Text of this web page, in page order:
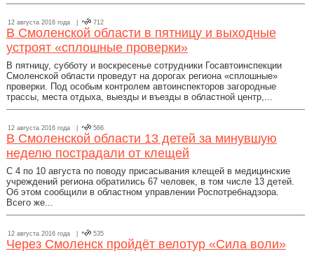
12 августа 2016 года | 712
В Смоленской области в пятницу и выходные
устроят «сплошные проверки»
В пятницу, субботу и воскресенье сотрудники Госавтоинспекции
Смоленской области проведут на дорогах региона «сплошные»
проверки. Под особым контролем автоинспекторов загородные
трассы, места отдыха, выезды и въезды в областной центр,...
12 августа 2016 года | 566
В Смоленской области 13 детей за минувшую
неделю пострадали от клещей
С 4 по 10 августа по поводу присасывания клещей в медицинские
учреждений региона обратились 67 человек, в том числе 13 детей.
Об этом сообщили в областном управлении Роспотребнадзора.
Всего же...
12 августа 2016 года | 535
Через Смоленск пройдёт велотур «Сила воли»